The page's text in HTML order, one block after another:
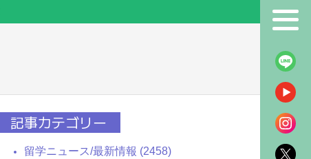
記事カテゴリー
留学ニュース/最新情報 (2458)